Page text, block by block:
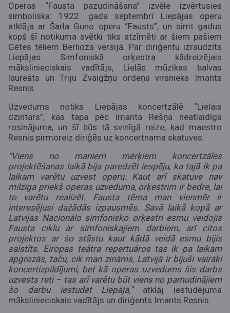
Operas “Fausta pazudināšana” izvēle izvērtusies
simboliska: 1922. gada septembrī Liepājas operu
atklāja ar Šarla Guno operu “Fausts”, un simt gadus
kopš šī notikuma svētki tiks atzīmēti ar šiem pašiem
Gētes tēliem Berlioza versijā. Par diriģentu izraudzīts
Liepājas Simfoniskā orķestra kādreizējais
mākslinieciskais vadītājs, Lielās mūzikas balvas
laureāts un Triju Zvaigžņu ordeņa virsnieks Imants
Resnis.
Uzvedums notiks Liepājas koncertzālē “Lielais
dzintars”, kas tapa pēc Imanta Rešņa neatlaidīga
rosinājuma, un šī būs tā svinīgā reize, kad maestro
Resnis pirmoreiz diriģēs uz koncertnama skatuves.
“Viens no maniem mērķiem koncertzāles
projektēšanas laikā bija paredzēt iespēju, ka tajā ik pa
laikam varētu uzvest operu. Kaut arī skatuve nav
milzīga priekš operas uzveduma, orķestrim ir bedre, lai
to varētu realizēt. Fausta tēma man vienmēr ir
interesējusi dažādās izpausmēs. Savā laikā kopā ar
Latvijas Nacionālo simfonisko orķestri esmu veidojis
Fausta ciklu ar simfoniskajiem darbiem, arī citos
projektos ar šo stāstu kaut kādā veidā esmu bijis
saistīts. Eiropas teātra repertuāros tas ik pa laikam
apgrozās, taču, cik man zināms, Latvijā ir bijuši vairāki
koncertizpildījumi, bet kā operas uzvedums šis darbs
uzvests reti – tas arī varētu būt viens no pamudinājiem
šo darbu iestudēt Liepājā,”atklāj iestudējuma
mākslinieciskais vadītājs un diriģents Imants Resnis.